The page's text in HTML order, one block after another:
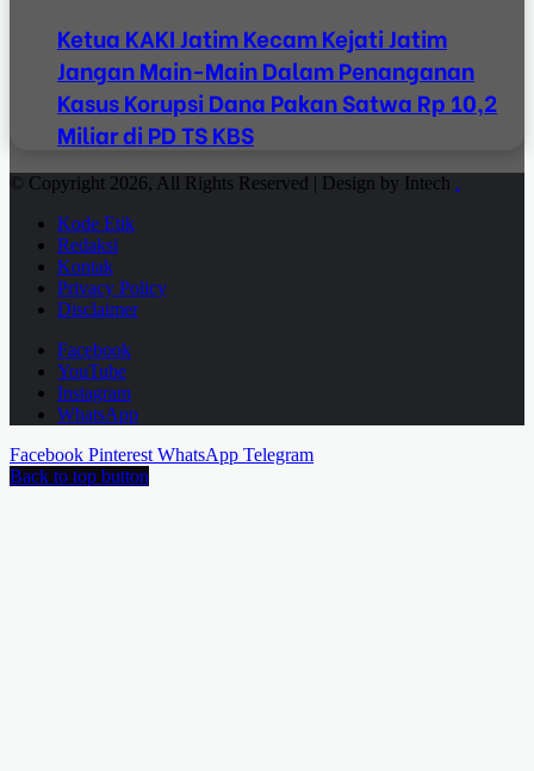
Ketua KAKI Jatim Kecam Kejati Jatim
Jangan Main-Main Dalam Penanganan
Kasus Korupsi Dana Pakan Satwa Rp 10,2
Miliar di PD TS KBS
© Copyright 2026, All Rights Reserved | Design by Intech .
Kode Etik
Redaksi
Kontak
Privacy Policy
Disclaimer
Facebook
YouTube
Instagram
WhatsApp
Facebook Pinterest WhatsApp Telegram
Back to top button